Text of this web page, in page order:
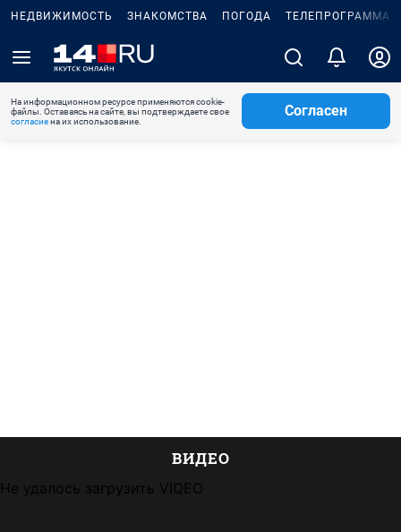
НЕДВИЖИМОСТЬ ЗНАКОМСТВА ПОГОДА ТЕЛЕПРОГРАММА
На информационном ресурсе применяются cookie-
файлы. Оставаясь на сайте, вы подтверждаете свое
согласиена их использование.
Согласен
ВИДЕО
Не удалось загрузить VIQEO